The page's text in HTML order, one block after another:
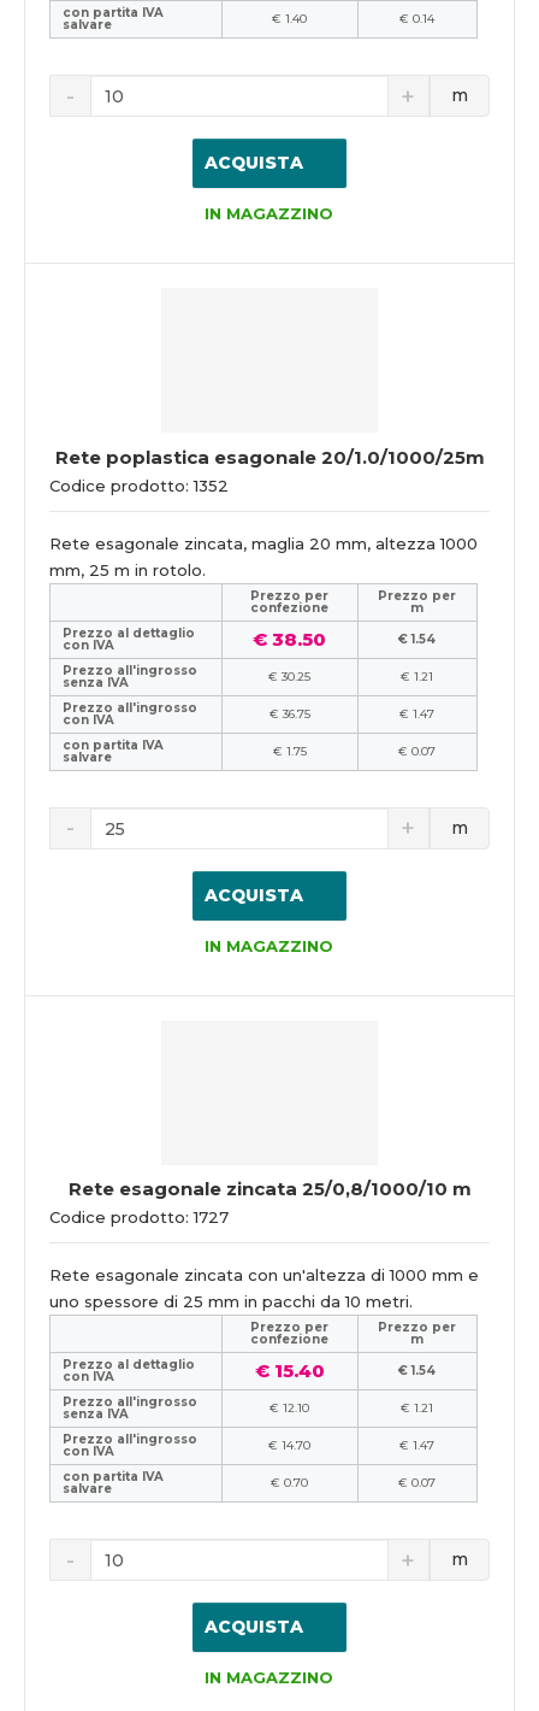
con partita IVA
salvare € 1.40 € 0.14
m
ACQUISTA
IN MAGAZZINO
Rete poplastica esagonale 20/1.0/1000/25m
Codice prodotto: 1352
Rete esagonale zincata, maglia 20 mm, altezza 1000
mm, 25 m in rotolo.
Prezzo per
confezione
Prezzo per
m
Prezzo al dettaglio
con IVA € 38.50
€ 1.54
Prezzo all'ingrosso
senza IVA € 30.25
€ 1.21
Prezzo all'ingrosso
con IVA € 36.75
€ 1.47
con partita IVA
salvare € 1.75 € 0.07
m
ACQUISTA
IN MAGAZZINO
Rete esagonale zincata 25/0,8/1000/10 m
Codice prodotto: 1727
Rete esagonale zincata con un'altezza di 1000 mm e
uno spessore di 25 mm in pacchi da 10 metri.
Prezzo per
confezione
Prezzo per
m
Prezzo al dettaglio
con IVA € 15.40
€ 1.54
Prezzo all'ingrosso
senza IVA € 12.10
€ 1.21
Prezzo all'ingrosso
con IVA € 14.70
€ 1.47
con partita IVA
salvare € 0.70 € 0.07
m
ACQUISTA
IN MAGAZZINO